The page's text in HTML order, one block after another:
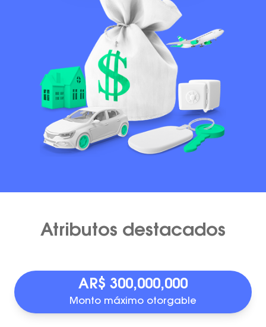
Atributos destacados
AR$ 300,000,000
Monto máximo otorgable